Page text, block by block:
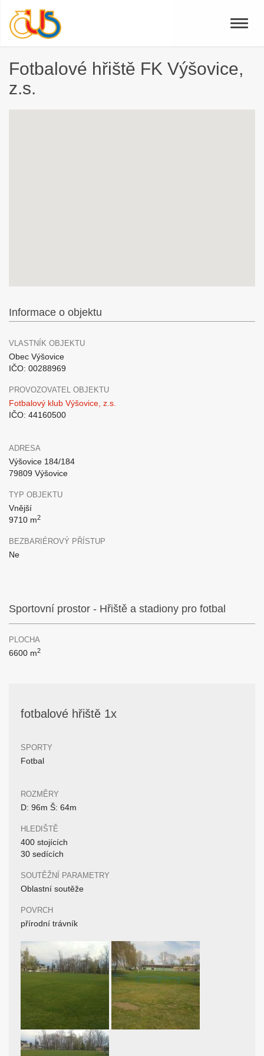
Toggle
Fotbalové hřiště FK Výšovice,
z.s.
Informace o objektu
VLASTNÍK OBJEKTU
Obec Výšovice
IČO: 00288969
PROVOZOVATEL OBJEKTU
Fotbalový klub Výšovice, z.s.
IČO: 44160500
ADRESA
Výšovice 184/184
79809 Výšovice
TYP OBJEKTU
Vnější
9710 m2
BEZBARIÉROVÝ PŘÍSTUP
Ne
Sportovní prostor - Hřiště a stadiony pro fotbal
PLOCHA
6600 m2
fotbalové hřiště 1x
SPORTY
Fotbal
ROZMĚRY
D: 96m Š: 64m
HLEDIŠTĚ
400 stojících
30 sedících
SOUTĚŽNÍ PARAMETRY
Oblastní soutěže
POVRCH
přírodní trávník